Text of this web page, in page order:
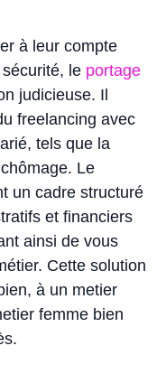
à leur compte
le portage
judicieuse. Il
freelancing avec
tels que la
Le
un cadre structuré
et financiers
ainsi de vous
Cette solution
à un metier
femme bien